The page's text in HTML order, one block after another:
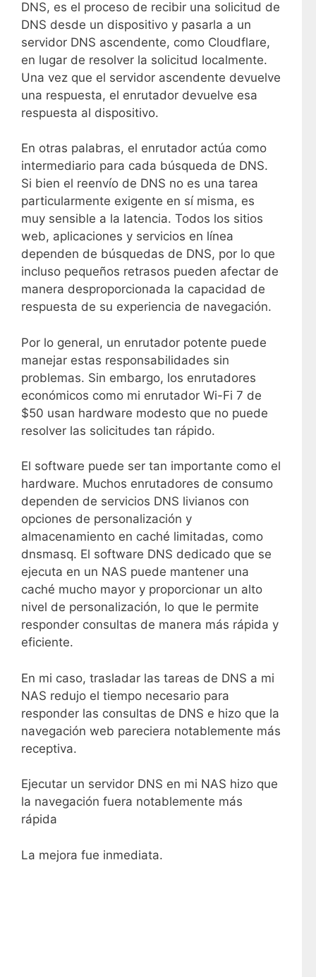
DNS, es el proceso de recibir una solicitud de
DNS desde un dispositivo y pasarla a un
servidor DNS ascendente, como Cloudflare,
en lugar de resolver la solicitud localmente.
Una vez que el servidor ascendente devuelve
una respuesta, el enrutador devuelve esa
respuesta al dispositivo.
En otras palabras, el enrutador actúa como
intermediario para cada búsqueda de DNS.
Si bien el reenvío de DNS no es una tarea
particularmente exigente en sí misma, es
muy sensible a la latencia. Todos los sitios
web, aplicaciones y servicios en línea
dependen de búsquedas de DNS, por lo que
incluso pequeños retrasos pueden afectar de
manera desproporcionada la capacidad de
respuesta de su experiencia de navegación.
Por lo general, un enrutador potente puede
manejar estas responsabilidades sin
problemas. Sin embargo, los enrutadores
económicos como mi enrutador Wi-Fi 7 de
$50 usan hardware modesto que no puede
resolver las solicitudes tan rápido.
El software puede ser tan importante como el
hardware. Muchos enrutadores de consumo
dependen de servicios DNS livianos con
opciones de personalización y
almacenamiento en caché limitadas, como
dnsmasq. El software DNS dedicado que se
ejecuta en un NAS puede mantener una
caché mucho mayor y proporcionar un alto
nivel de personalización, lo que le permite
responder consultas de manera más rápida y
eficiente.
En mi caso, trasladar las tareas de DNS a mi
NAS redujo el tiempo necesario para
responder las consultas de DNS e hizo que la
navegación web pareciera notablemente más
receptiva.
Ejecutar un servidor DNS en mi NAS hizo que
la navegación fuera notablemente más
rápida
La mejora fue inmediata.